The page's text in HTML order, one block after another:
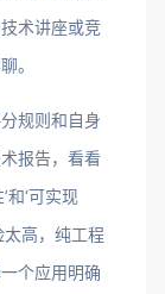
术讲座或竞
。
规则和自身
报告，看看
和‘可实现
太高，纯工程
个应用明确